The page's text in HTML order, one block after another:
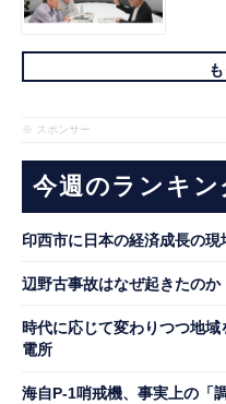
※ スポンサー
今週のランキン
印西市に日本の経済成長の現
辺野古事故はなぜ起きたのか
時代に応じて変わりつつ地
電所
海自P-1哨戒機、事実上の「